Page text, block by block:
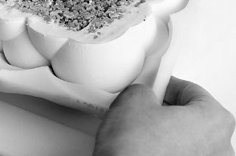
produkcyjny
Zaloguj się